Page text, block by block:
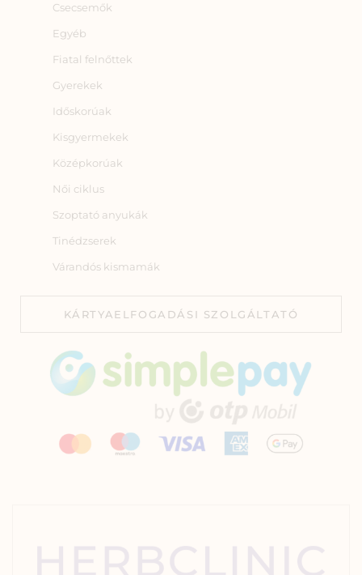
Csecsemők
Egyéb
Fiatal felnőttek
Gyerekek
Időskorúak
Kisgyermekek
Középkorúak
Női ciklus
Szoptató anyukák
Tinédzserek
Várandós kismamák
KÁRTYAELFOGADÁSI SZOLGÁLTATÓ